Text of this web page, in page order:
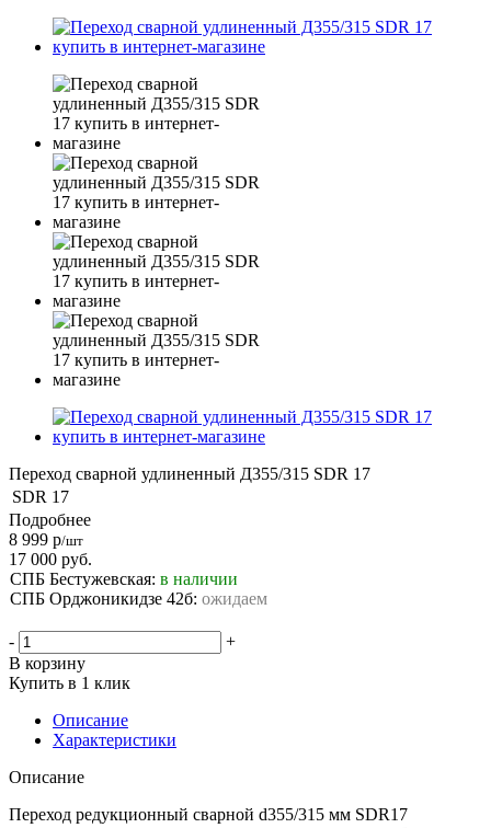
Переход сварной удлиненный Д355/315 SDR 17
SDR 17
Подробнее
8 999 р/шт
17 000 руб.
СПБ Бестужевская: в наличии
СПБ Орджоникидзе 42б: ожидаем
-
+
В корзину
Купить в 1 клик
Описание
Характеристики
Описание
Переход редукционный сварной d355/315 мм SDR17